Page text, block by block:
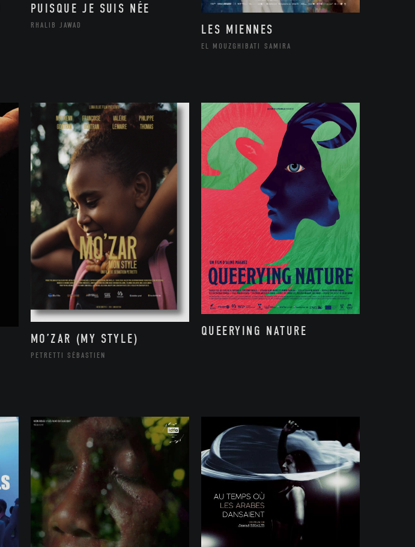
PUISQUE JE SUIS NÉE
RHALIB JAWAD LES MIENNES
EL MOUZGHIBATI SAMIRA
MO’ZAR (MY STYLE)
PETRETTI SÉBASTIEN
QUEERYING NATURE